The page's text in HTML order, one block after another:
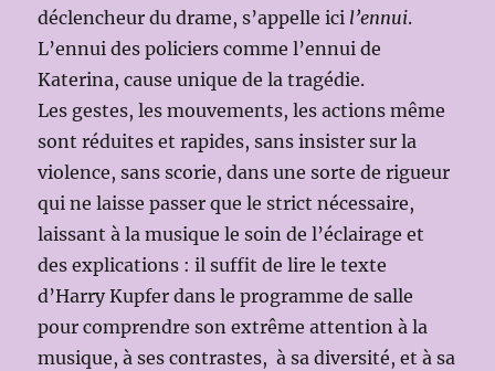
déclencheur du drame, s’appelle ici l’ennui.
L’ennui des policiers comme l’ennui de
Katerina, cause unique de la tragédie.
Les gestes, les mouvements, les actions même
sont réduites et rapides, sans insister sur la
violence, sans scorie, dans une sorte de rigueur
qui ne laisse passer que le strict nécessaire,
laissant à la musique le soin de l’éclairage et
des explications : il suffit de lire le texte
d’Harry Kupfer dans le programme de salle
pour comprendre son extrême attention à la
musique, à ses contrastes, à sa diversité, et à sa